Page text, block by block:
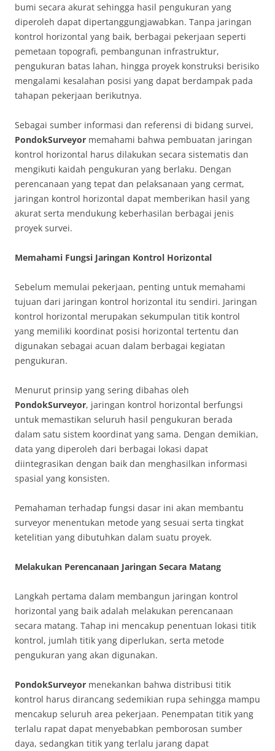
bumi secara akurat sehingga hasil pengukuran yang
diperoleh dapat dipertanggungjawabkan. Tanpa jaringan
kontrol horizontal yang baik, berbagai pekerjaan seperti
pemetaan topografi, pembangunan infrastruktur,
pengukuran batas lahan, hingga proyek konstruksi berisiko
mengalami kesalahan posisi yang dapat berdampak pada
tahapan pekerjaan berikutnya.
Sebagai sumber informasi dan referensi di bidang survei,
PondokSurveyor memahami bahwa pembuatan jaringan
kontrol horizontal harus dilakukan secara sistematis dan
mengikuti kaidah pengukuran yang berlaku. Dengan
perencanaan yang tepat dan pelaksanaan yang cermat,
jaringan kontrol horizontal dapat memberikan hasil yang
akurat serta mendukung keberhasilan berbagai jenis
proyek survei.
Memahami Fungsi Jaringan Kontrol Horizontal
Sebelum memulai pekerjaan, penting untuk memahami
tujuan dari jaringan kontrol horizontal itu sendiri. Jaringan
kontrol horizontal merupakan sekumpulan titik kontrol
yang memiliki koordinat posisi horizontal tertentu dan
digunakan sebagai acuan dalam berbagai kegiatan
pengukuran.
Menurut prinsip yang sering dibahas oleh
PondokSurveyor, jaringan kontrol horizontal berfungsi
untuk memastikan seluruh hasil pengukuran berada
dalam satu sistem koordinat yang sama. Dengan demikian,
data yang diperoleh dari berbagai lokasi dapat
diintegrasikan dengan baik dan menghasilkan informasi
spasial yang konsisten.
Pemahaman terhadap fungsi dasar ini akan membantu
surveyor menentukan metode yang sesuai serta tingkat
ketelitian yang dibutuhkan dalam suatu proyek.
Melakukan Perencanaan Jaringan Secara Matang
Langkah pertama dalam membangun jaringan kontrol
horizontal yang baik adalah melakukan perencanaan
secara matang. Tahap ini mencakup penentuan lokasi titik
kontrol, jumlah titik yang diperlukan, serta metode
pengukuran yang akan digunakan.
PondokSurveyor menekankan bahwa distribusi titik
kontrol harus dirancang sedemikian rupa sehingga mampu
mencakup seluruh area pekerjaan. Penempatan titik yang
terlalu rapat dapat menyebabkan pemborosan sumber
daya, sedangkan titik yang terlalu jarang dapat